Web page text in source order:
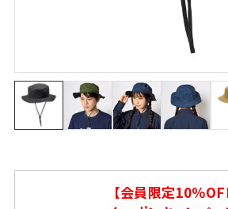
【会員限定10％